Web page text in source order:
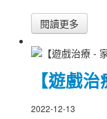
閱讀更多
【遊戲
2022-12-13